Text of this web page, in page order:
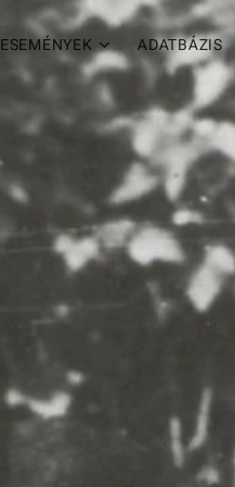
ESEMÉNYEK ADATBÁZIS